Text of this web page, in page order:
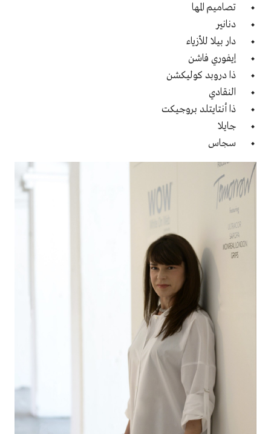
تصاميم المها
دنانير
دار بيلا للأزياء
إيفوري فاشن
ذا دروبد كوليكشن
النقادي
ذا أنتايتلد بروجيكت
جايلا
سجاس